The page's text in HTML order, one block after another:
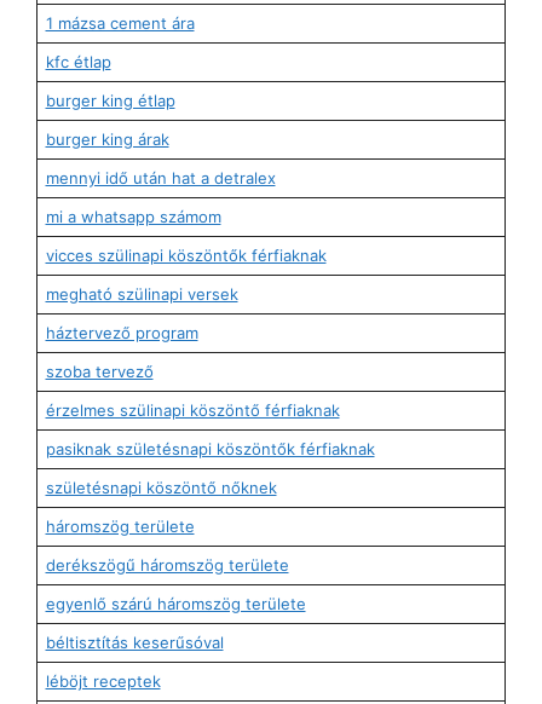
1 mázsa cement ára
kfc étlap
burger king étlap
burger king árak
mennyi idő után hat a detralex
mi a whatsapp számom
vicces szülinapi köszöntők férfiaknak
megható szülinapi versek
háztervező program
szoba tervező
érzelmes szülinapi köszöntő férfiaknak
pasiknak születésnapi köszöntők férfiaknak
születésnapi köszöntő nőknek
háromszög területe
derékszögű háromszög területe
egyenlő szárú háromszög területe
béltisztítás keserűsóval
léböjt receptek